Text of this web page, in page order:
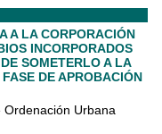
A LA CORPORACIÓN
INCORPORADOS
SOMETERLO A LA
DE APROBACIÓN
Urbana